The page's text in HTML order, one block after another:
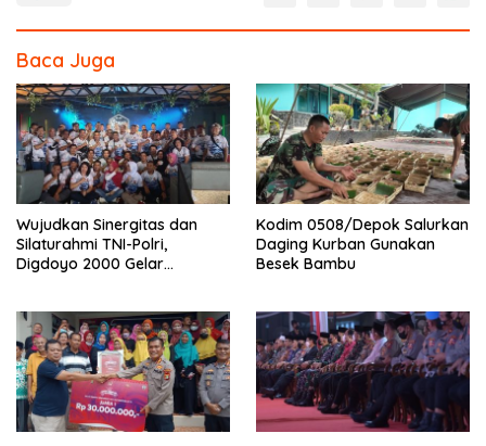
Baca Juga
Wujudkan Sinergitas dan
Silaturahmi TNI-Polri,
Digdoyo 2000 Gelar
Kodim 0508/Depok Salurkan
Daging Kurban Gunakan
Besek Bambu